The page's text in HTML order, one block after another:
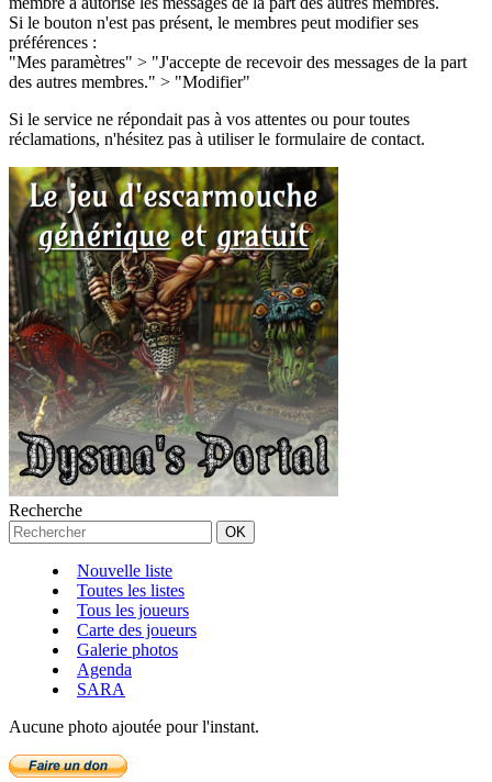
Si le bouton n'est pas présent, le membres peut modifier ses
préférences :
"Mes paramètres" > "J'accepte de recevoir des messages de la part
des autres membres." > "Modifier"
Si le service ne répondait pas à vos attentes ou pour toutes
réclamations, n'hésitez pas à utiliser le formulaire de contact.
Recherche
Nouvelle liste
Toutes les listes
Tous les joueurs
Carte des joueurs
Galerie photos
Agenda
SARA
Aucune photo ajoutée pour l'instant.